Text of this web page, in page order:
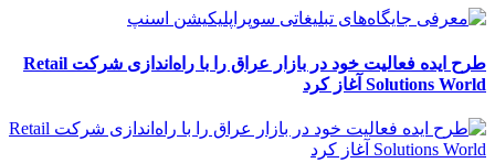
طرح ایده فعالیت خود در بازار عراق را با راه‌اندازی شرکت Retail
Solutions World آغاز کرد